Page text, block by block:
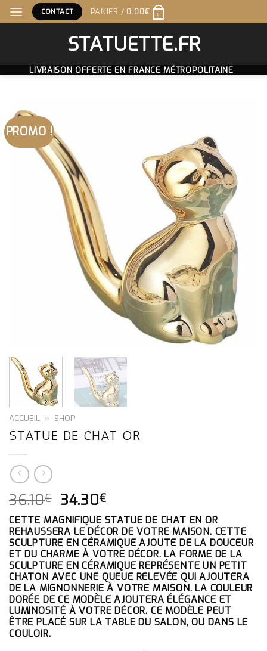
Skip
to
CONTACT PANIER / 0.00€ 0
STATUETTE.FR
LIVRAISON OFFERTE EN FRANCE MÉTROPOLITAINE
PROMO !
ACCUEIL » SHOP
STATUE DE CHAT OR
36.10€ LE
PRIX
INITIAL
ÉTAIT :
36.10€.
34.30€LE
PRIX
ACTUEL
EST :
34.30€.
CETTE MAGNIFIQUE STATUE DE CHAT EN OR
REHAUSSERA LE DÉCOR DE VOTRE MAISON. CETTE
SCULPTURE EN CÉRAMIQUE AJOUTE DE LA DOUCEUR
ET DU CHARME À VOTRE DÉCOR. LA FORME DE LA
SCULPTURE EN CÉRAMIQUE REPRÉSENTE UN PETIT
CHATON AVEC UNE QUEUE RELEVÉE QUI AJOUTERA
DE LA MIGNONNERIE À VOTRE MAISON. LA COULEUR
DORÉE DE CE MODÈLE AJOUTERA ÉLÉGANCE ET
LUMINOSITÉ À VOTRE DÉCOR. CE MODÈLE PEUT
ÊTRE PLACÉ SUR LA TABLE DU SALON, OU DANS LE
COULOIR.